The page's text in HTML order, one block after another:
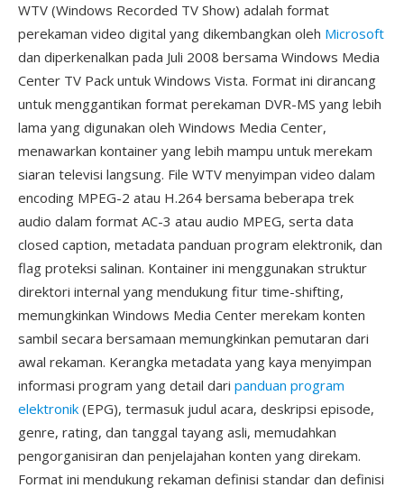
WTV (Windows Recorded TV Show) adalah format
perekaman video digital yang dikembangkan oleh Microsoft
dan diperkenalkan pada Juli 2008 bersama Windows Media
Center TV Pack untuk Windows Vista. Format ini dirancang
untuk menggantikan format perekaman DVR-MS yang lebih
lama yang digunakan oleh Windows Media Center,
menawarkan kontainer yang lebih mampu untuk merekam
siaran televisi langsung. File WTV menyimpan video dalam
encoding MPEG-2 atau H.264 bersama beberapa trek
audio dalam format AC-3 atau audio MPEG, serta data
closed caption, metadata panduan program elektronik, dan
flag proteksi salinan. Kontainer ini menggunakan struktur
direktori internal yang mendukung fitur time-shifting,
memungkinkan Windows Media Center merekam konten
sambil secara bersamaan memungkinkan pemutaran dari
awal rekaman. Kerangka metadata yang kaya menyimpan
informasi program yang detail dari panduan program
elektronik (EPG), termasuk judul acara, deskripsi episode,
genre, rating, dan tanggal tayang asli, memudahkan
pengorganisiran dan penjelajahan konten yang direkam.
Format ini mendukung rekaman definisi standar dan definisi